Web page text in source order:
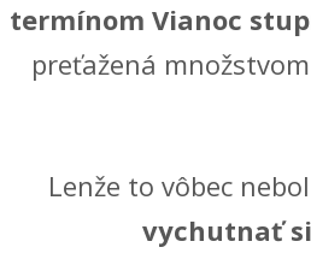
termínom Vianoc
preťažená
Lenže to vôbec
vychutnať